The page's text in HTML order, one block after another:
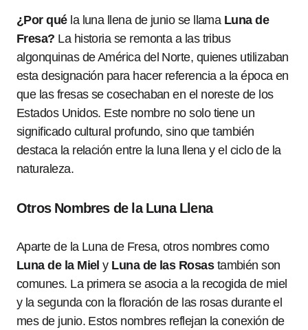
¿Por qué la luna llena de junio se llama Luna de
Fresa? La historia se remonta a las tribus
algonquinas de América del Norte, quienes utilizaban
esta designación para hacer referencia a la época en
que las fresas se cosechaban en el noreste de los
Estados Unidos. Este nombre no solo tiene un
significado cultural profundo, sino que también
destaca la relación entre la luna llena y el ciclo de la
naturaleza.
Otros Nombres de la Luna Llena
Aparte de la Luna de Fresa, otros nombres como
Luna de la Miel y Luna de las Rosastambién son
comunes. La primera se asocia a la recogida de miel
y la segunda con la floración de las rosas durante el
mes de junio. Estos nombres reflejan la conexión de